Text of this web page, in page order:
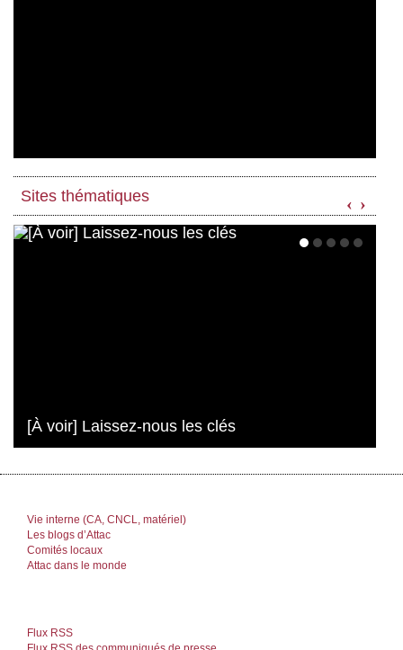
Sites thématiques
[À voir] Laissez-nous les clés
‹ ›
Vie interne (CA, CNCL, matériel)
Les blogs d’Attac
Comités locaux
Attac dans le monde
Flux RSS